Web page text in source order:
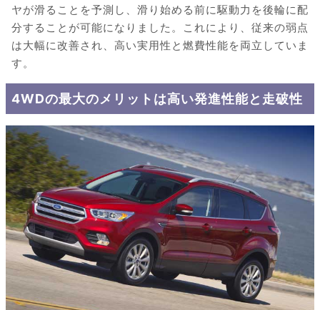
ヤが滑ることを予測し、滑り始める前に駆動力を後輪に配
分することが可能になりました。これにより、従来の弱点
は大幅に改善され、高い実用性と燃費性能を両立していま
す。
4WDの最大のメリットは高い発進性能と走破性